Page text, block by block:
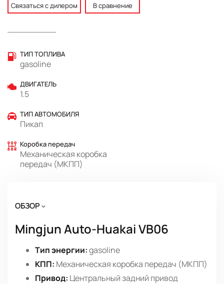
Связаться с дилером В сравнение
ТИП ТОПЛИВА
gasoline
ДВИГАТЕЛЬ
1.5
ТИП АВТОМОБИЛЯ
Пикап
Коробка передач
Механическая коробка
передач (МКПП)
ОБЗОР
Mingjun Auto-Huakai VB06
Тип энергии:gasoline
КПП: Механическая коробка передач (МКПП)
Привод: Центральный задний привод